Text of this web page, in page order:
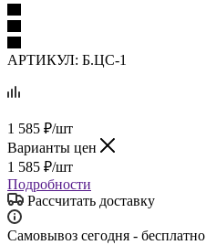
АРТИКУЛ: Б.ЦС-1
1 585 ₽/шт
Варианты цен
1 585 ₽/шт
Подробности
Рассчитать доставку
Самовывоз сегодня - бесплатно